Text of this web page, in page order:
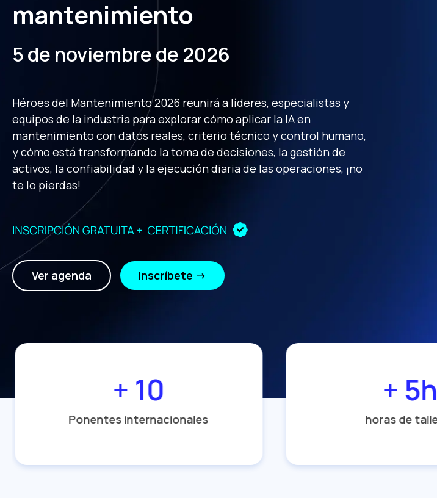
mantenimiento
5 de noviembre de 2026
Héroes del Mantenimiento 2026 reunirá a líderes, especialistas y
equipos de la industria para explorar cómo aplicar la IA en
mantenimiento con datos reales, criterio técnico y control humano,
y cómo está transformando la toma de decisiones, la gestión de
activos, la confiabilidad y la ejecución diaria de las operaciones, ¡no
te lo pierdas!
Ver agenda Inscríbete →
+ 10
Ponentes internacionales
+ 5h
horas de